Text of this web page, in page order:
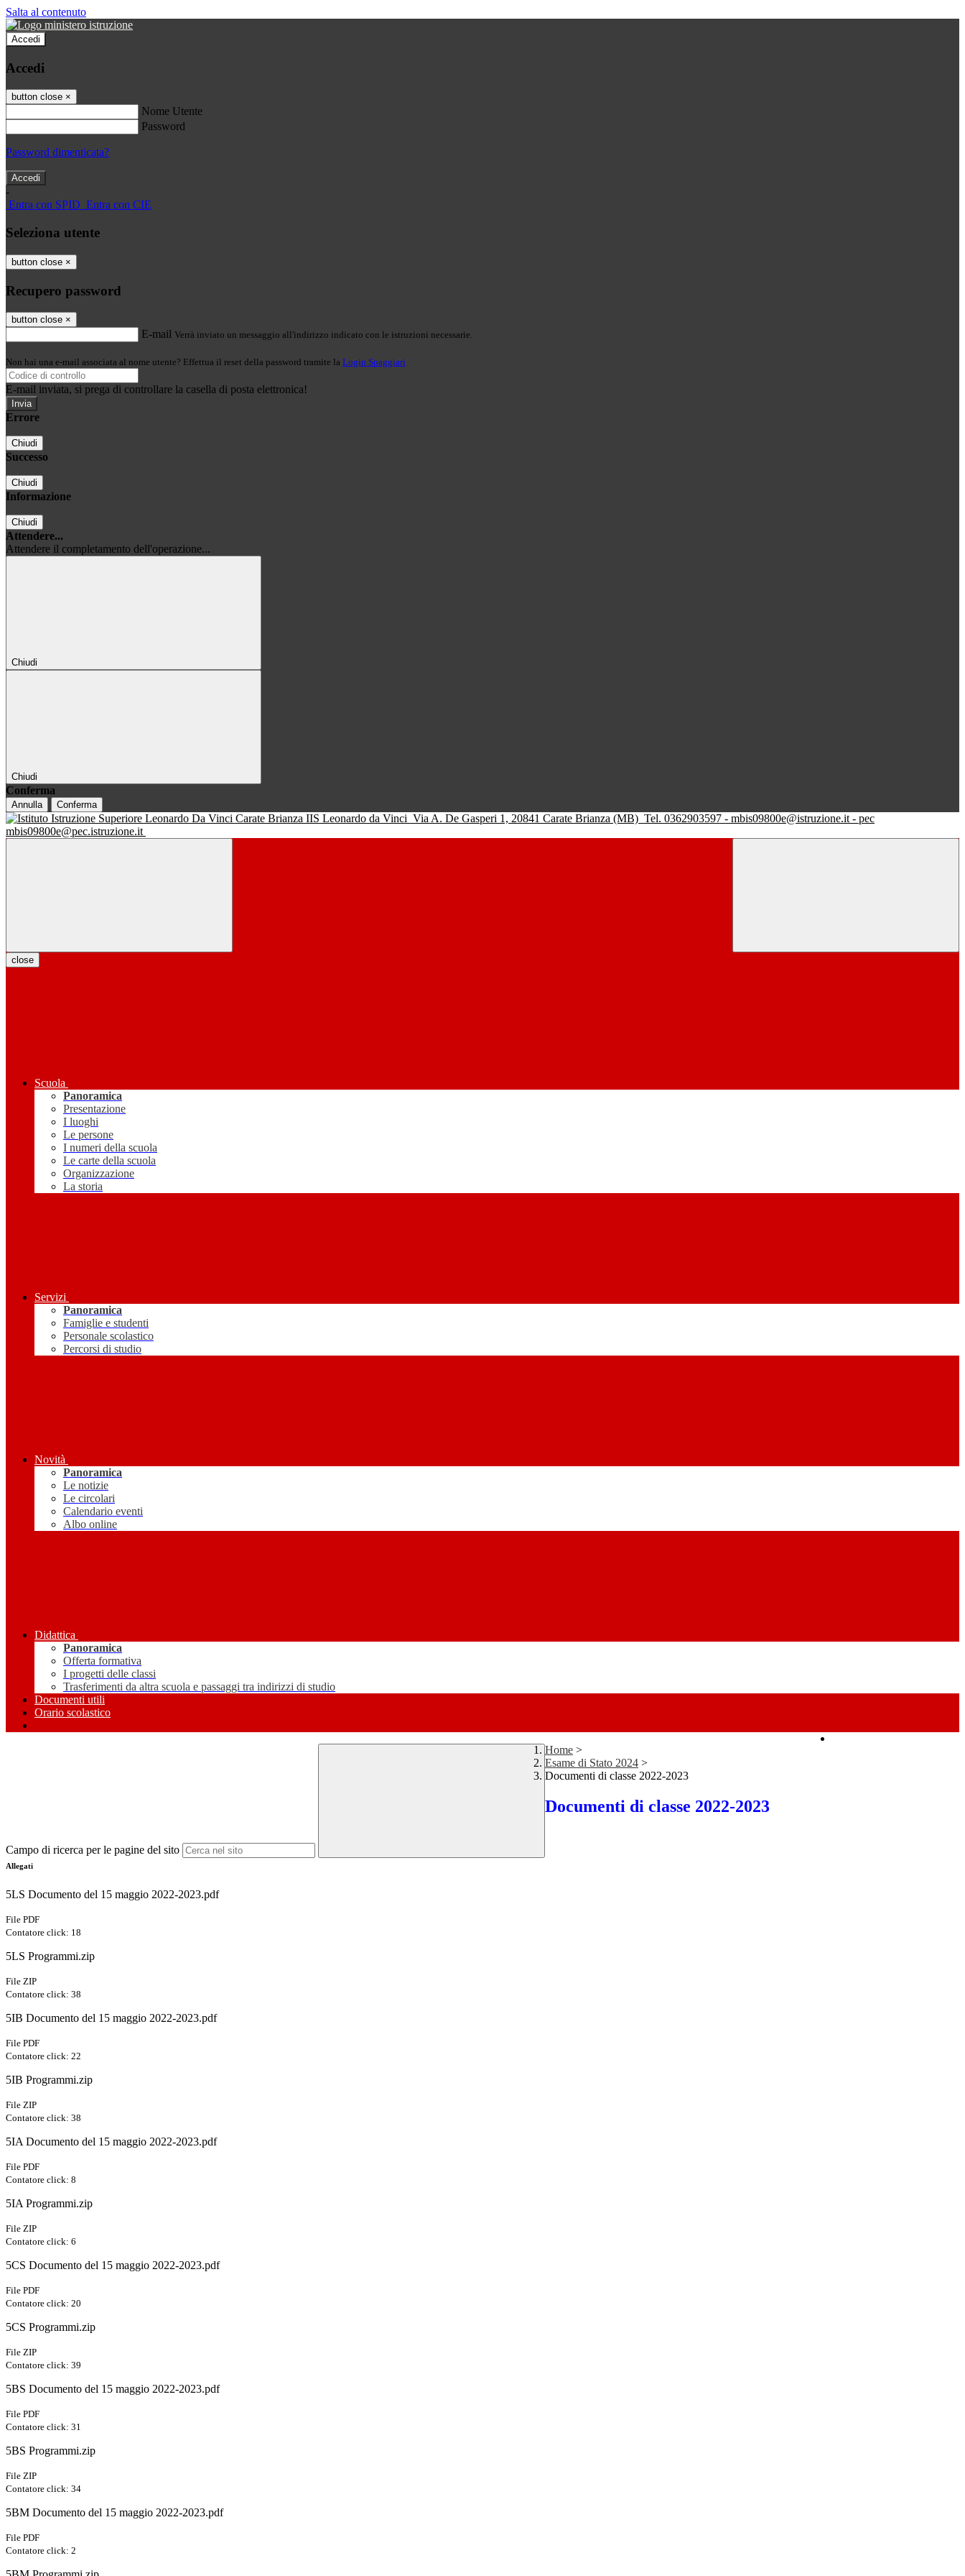
Salta al contenuto
Accedi
Accedi
button close ×
Nome Utente
Password
Password dimenticata?
-
Entra con SPID Entra con CIE
Seleziona utente
button close ×
Recupero password
button close ×
E-mail Verrà inviato un messaggio all'indirizzo indicato con le istruzioni necessarie.
Non hai una e-mail associata al nome utente? Effettua il reset della password tramite la Login Spaggiari
E-mail inviata, si prega di controllare la casella di posta elettronica!
Errore
Chiudi
Successo
Chiudi
Informazione
Chiudi
Attendere...
Attendere il completamento dell'operazione...
Chiudi
Chiudi
Conferma
Annulla Conferma
IIS Leonardo da Vinci Via A. De Gasperi 1, 20841 Carate Brianza (MB) Tel. 0362903597 - mbis09800e@istruzione.it - pec
mbis09800e@pec.istruzione.it
close
Scuola
Panoramica
Presentazione
I luoghi
Le persone
I numeri della scuola
Le carte della scuola
Organizzazione
La storia
Servizi
Panoramica
Famiglie e studenti
Personale scolastico
Percorsi di studio
Novità
Panoramica
Le notizie
Le circolari
Calendario eventi
Albo online
Didattica
Panoramica
Offerta formativa
I progetti delle classi
Trasferimenti da altra scuola e passaggi tra indirizzi di studio
Documenti utili
Orario scolastico
Campo di ricerca per le pagine del sito
Home >
Esame di Stato 2024 >
Documenti di classe 2022-2023
Documenti di classe 2022-2023
Allegati
5LS Documento del 15 maggio 2022-2023.pdf
File PDF
Contatore click: 18
5LS Programmi.zip
File ZIP
Contatore click: 38
5IB Documento del 15 maggio 2022-2023.pdf
File PDF
Contatore click: 22
5IB Programmi.zip
File ZIP
Contatore click: 38
5IA Documento del 15 maggio 2022-2023.pdf
File PDF
Contatore click: 8
5IA Programmi.zip
File ZIP
Contatore click: 6
5CS Documento del 15 maggio 2022-2023.pdf
File PDF
Contatore click: 20
5CS Programmi.zip
File ZIP
Contatore click: 39
5BS Documento del 15 maggio 2022-2023.pdf
File PDF
Contatore click: 31
5BS Programmi.zip
File ZIP
Contatore click: 34
5BM Documento del 15 maggio 2022-2023.pdf
File PDF
Contatore click: 2